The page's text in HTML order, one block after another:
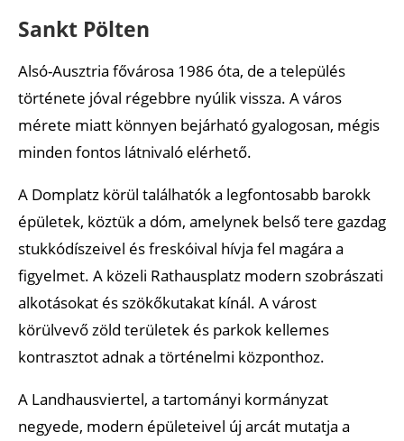
Sankt Pölten
Alsó-Ausztria fővárosa 1986 óta, de a település
története jóval régebbre nyúlik vissza. A város
mérete miatt könnyen bejárható gyalogosan, mégis
minden fontos látnivaló elérhető.
A Domplatz körül találhatók a legfontosabb barokk
épületek, köztük a dóm, amelynek belső tere gazdag
stukkódíszeivel és freskóival hívja fel magára a
figyelmet. A közeli Rathausplatz modern szobrászati
alkotásokat és szökőkutakat kínál. A várost
körülvevő zöld területek és parkok kellemes
kontrasztot adnak a történelmi központhoz.
A Landhausviertel, a tartományi kormányzat
negyede, modern épületeivel új arcát mutatja a